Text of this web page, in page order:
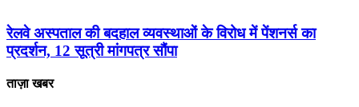
रेलवे अस्पताल की बदहाल व्यवस्थाओं के विरोध में पेंशनर्स का
प्रदर्शन, 12 सूत्री मांगपत्र सौंपा
ताज़ा खबर